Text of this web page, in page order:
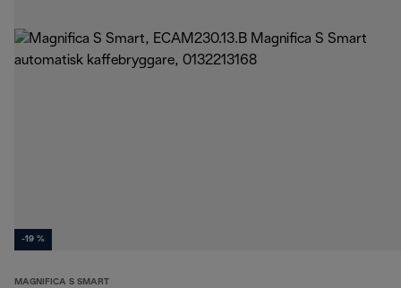
-19 %
MAGNIFICA S SMART